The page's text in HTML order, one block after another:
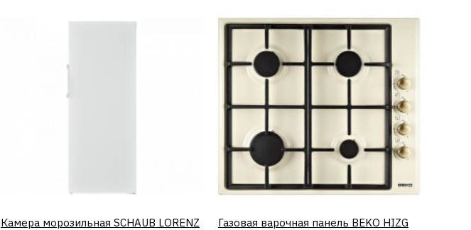
КУПИТЬ
Камера морозильная SCHAUB LORENZ
КУПИТЬ
Газовая варочная панель BEKO HIZG